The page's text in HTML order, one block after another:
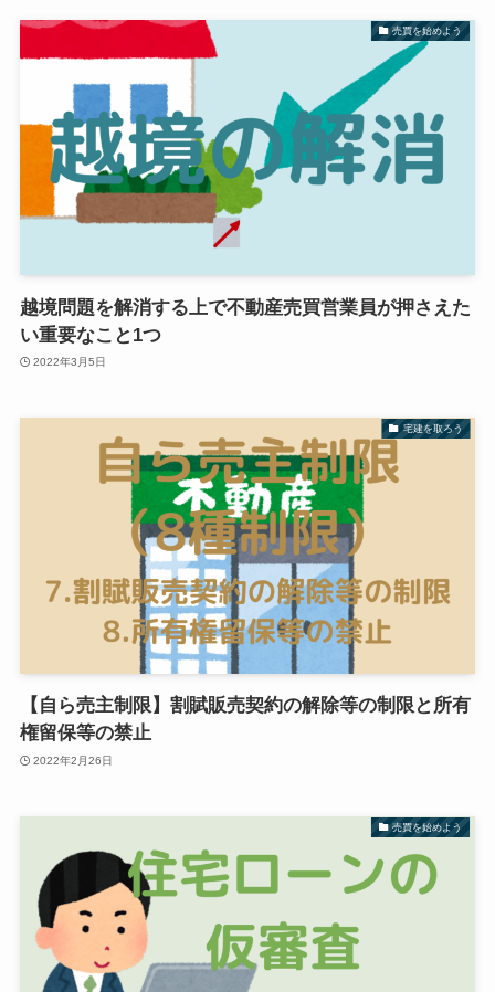
売買を始めよう
越境問題を解消する上で不動産売買営業員が押さえた
い重要なこと1つ
2022年3月5日
宅建を取ろう
【自ら売主制限】割賦販売契約の解除等の制限と所有
権留保等の禁止
2022年2月26日
売買を始めよう